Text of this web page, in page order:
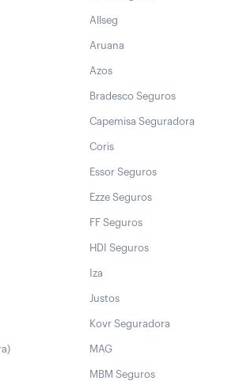
Allseg
Aruana
Azos
Bradesco Seguros
Capemisa Seguradora
Coris
Essor Seguros
Ezze Seguros
FF Seguros
HDI Seguros
Iza
Justos
Kovr Seguradora
MAG
MBM Seguros